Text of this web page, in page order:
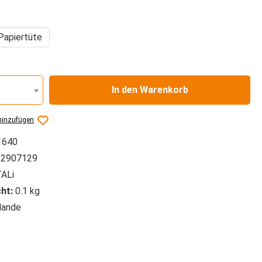
In den Warenkorb
0.1 kg